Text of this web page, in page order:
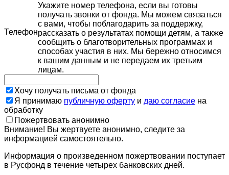
Телефон
Укажите номер телефона, если вы готовы
получать звонки от фонда. Мы можем связаться
с вами, чтобы поблагодарить за поддержку,
рассказать о результатах помощи детям, а также
сообщить о благотворительных программах и
способах участия в них. Мы бережно относимся
к вашим данным и не передаем их третьим
лицам.
Хочу получать письма от фонда
Я принимаю публичную оферту и даю согласие на
обработку
Пожертвовать анонимно
Внимание! Вы жертвуете анонимно, следите за
информацией самостоятельно.
Информация о произведенном пожертвовании поступает
в Русфонд в течение четырех банковских дней.